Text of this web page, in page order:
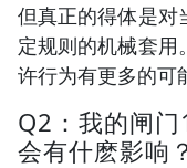
但真正的得体是对
定规则的机械套用
许行为有更多的可
Q2：我的闸门
会有什麽影响？